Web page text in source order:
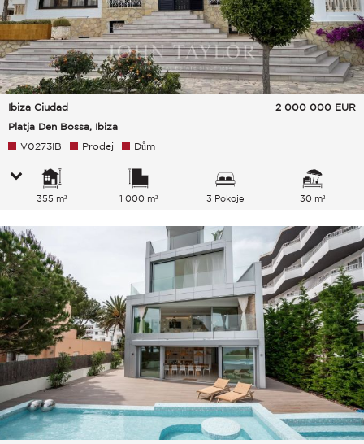
Ibiza Ciudad
Platja Den Bossa, Ibiza
2 000 000 EUR
V0273IB Prodej Dům
355 m² 1 000 m² 3 Pokoje 30 m²